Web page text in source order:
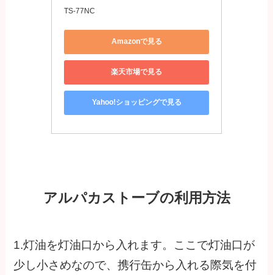
TS-77NC
Amazonで見る
楽天市場で見る
Yahoo!ショッピングで見る
アルパカストーブの利用方法
1.灯油を灯油口から入れます。ここで灯油口が
少し小さめなので、携行缶から入れる際気を付